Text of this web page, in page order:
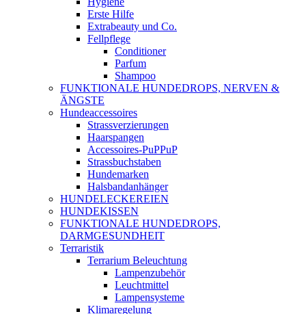
Erste Hilfe
Extrabeauty und Co.
Fellpflege
Conditioner
Parfum
Shampoo
FUNKTIONALE HUNDEDROPS, NERVEN &
ÄNGSTE
Hundeaccessoires
Strassverzierungen
Haarspangen
Accessoires-PuPPuP
Strassbuchstaben
Hundemarken
Halsbandanhänger
HUNDELECKEREIEN
HUNDEKISSEN
FUNKTIONALE HUNDEDROPS,
DARMGESUNDHEIT
Terraristik
Terrarium Beleuchtung
Lampenzubehör
Leuchtmittel
Lampensysteme
Klimaregelung